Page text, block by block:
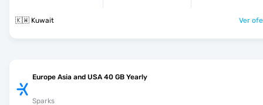
🇰🇼 Kuwait Ver
Europe Asia and USA 40 GB Yearly
Sparks